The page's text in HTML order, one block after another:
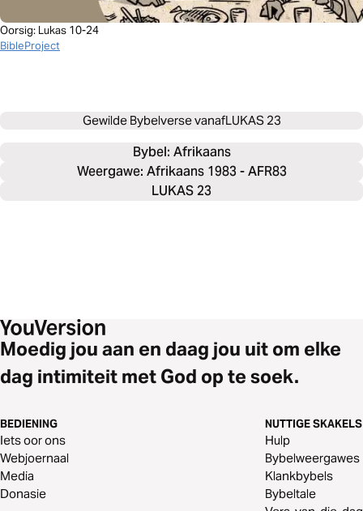
Oorsig: Lukas 10-24
BibleProject
Gewilde Bybelverse vanafLUKAS 23
Bybel: Afrikaans
Weergawe: Afrikaans 1983 - AFR83
LUKAS 23
Moedig jou aan en daag jou uit om elke
dag intimiteit met God op te soek.
BEDIENING
Iets oor ons
Webjoernaal
Media
Donasie
NUTTIGE SKAKELS
Hulp
Bybelweergawes
Klankbybels
Bybeltale